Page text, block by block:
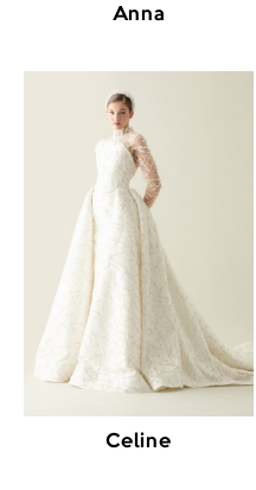
Anna
Celine